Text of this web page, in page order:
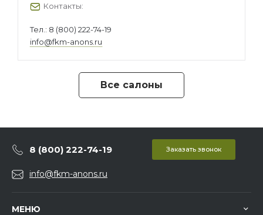
Контакты:
Тел.: 8 (800) 222-74-19
info@fkm-anons.ru
Все салоны
8 (800) 222-74-19 Заказать звонок
info@fkm-anons.ru
МЕНЮ